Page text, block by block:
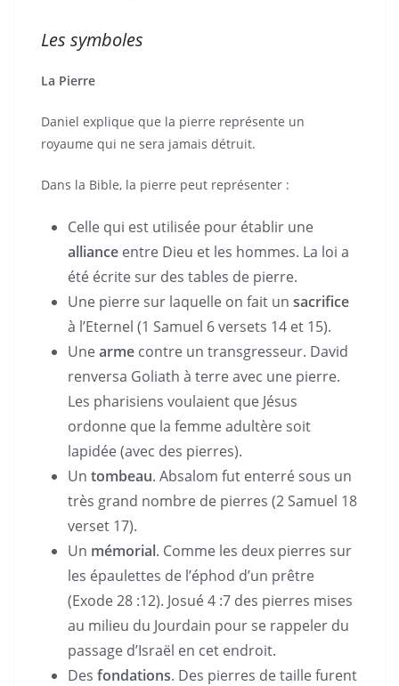
Les symboles
La Pierre
Daniel explique que la pierre représente un
royaume qui ne sera jamais détruit.
Dans la Bible, la pierre peut représenter :
Celle qui est utilisée pour établir une
alliance entre Dieu et les hommes. La loi a
été écrite sur des tables de pierre.
Une pierre sur laquelle on fait un sacrifice
à l’Eternel (1 Samuel 6 versets 14 et 15).
Unearme contre un transgresseur. David
renversa Goliath à terre avec une pierre.
Les pharisiens voulaient que Jésus
ordonne que la femme adultère soit
lapidée (avec des pierres).
Un tombeau. Absalom fut enterré sous un
très grand nombre de pierres (2 Samuel 18
verset 17).
Un mémorial. Comme les deux pierres sur
les épaulettes de l’éphod d’un prêtre
(Exode 28 :12). Josué 4 :7 des pierres mises
au milieu du Jourdain pour se rappeler du
passage d’Israël en cet endroit.
Des fondations. Des pierres de taille furent